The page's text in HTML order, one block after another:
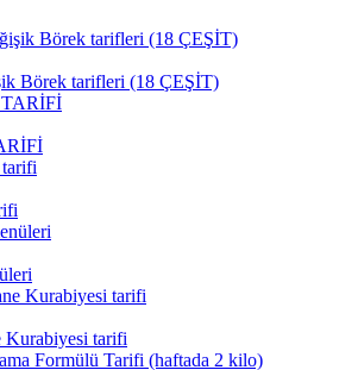
Börek tarifleri (18 ÇEŞİT)
Kurabiyesi tarifi